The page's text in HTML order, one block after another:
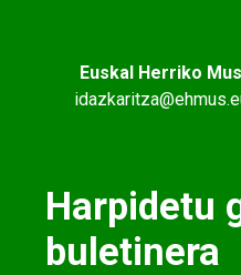
Euskal Herriko
Harpidetu
buletinera